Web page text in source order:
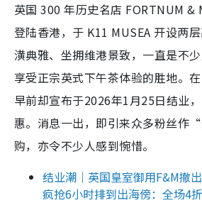
英国 300 年历史名店 FORTNUM &
登陆香港，于 K11 MUSEA 开设两
潢典雅、坐拥维港景致，一直是不少
享受正宗英式下午茶体验的胜地。
早前却宣布于2026年1月25日结业
惠。消息一出，即引来众多粉丝作
购，亦令不少人感到惋惜。
结业潮｜英国皇室御用F&M撤
疯抢6小时排到出海傍：全场4